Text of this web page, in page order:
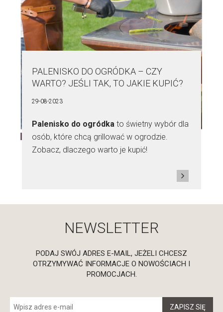
PALENISKO DO OGRÓDKA – CZY
WARTO? JEŚLI TAK, TO JAKIE KUPIĆ?
29-08-2023
Palenisko do ogródka to świetny wybór dla
osób, które chcą grillować w ogrodzie.
Zobacz, dlaczego warto je kupić!
NEWSLETTER
PODAJ SWÓJ ADRES E-MAIL, JEŻELI CHCESZ
OTRZYMYWAĆ INFORMACJE O NOWOŚCIACH I
PROMOCJACH.
ZAPISZ SIĘ